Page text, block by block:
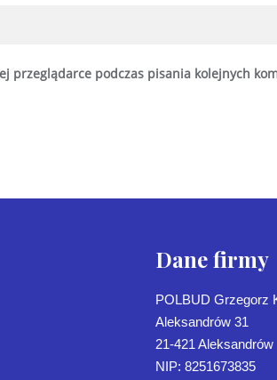
przeglądarce podczas pisania kolejnych
Dane firmy
POLBUD Grzegorz
Aleksandrów 31
21-421 Aleksandrów
NIP: 8251673835